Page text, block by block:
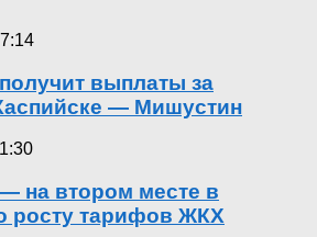
выплаты за
— Мишустин
на втором месте в
росту тарифов ЖКХ